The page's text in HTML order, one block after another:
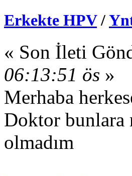
Erkekte HPV/
« Son İleti
06:13:51 ös »
Merhaba
Doktor bunlara
olmadım